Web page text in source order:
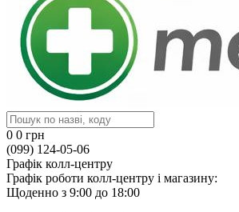
0 0 грн
(099) 124-05-06
Графік колл-центру
Графік роботи колл-центру і магазину:
Щоденно з 9:00 до 18:00